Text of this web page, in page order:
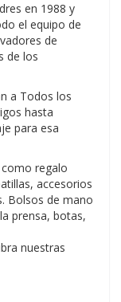
en 1988 y
el equipo de
de
de los
a Todos los
hasta
para esa
regalo
accesorios
Bolsos de mano
prensa, botas,
nuestras